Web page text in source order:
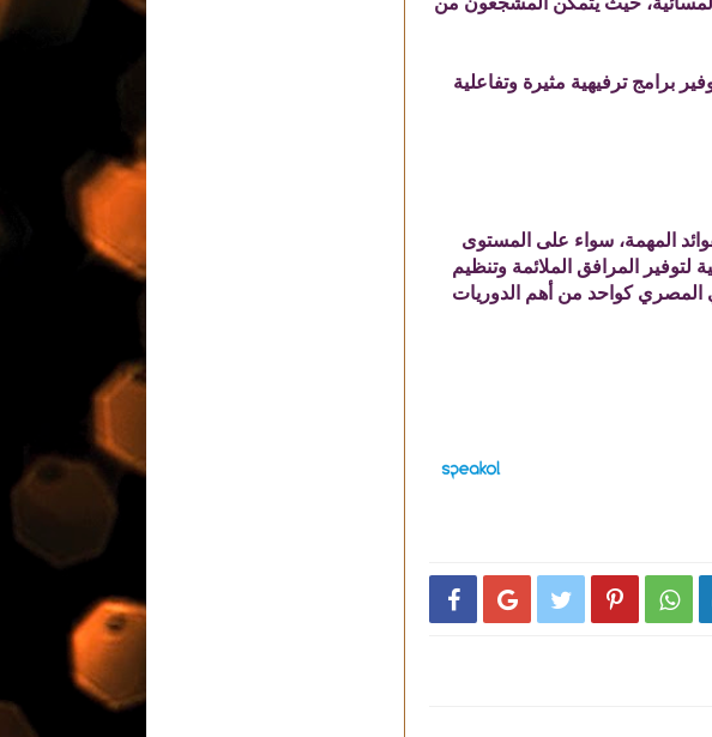
برامج ترفيهية مثيرة وتفاعلية
ألف متفرج لها العديد من الفوائد المهمة، سواء على المستوى
المرافق الملائمة وتنظيم
المصري كواحد من أهم الدوريات
    